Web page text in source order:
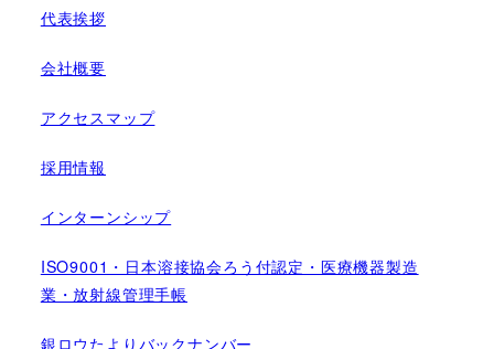
代表挨拶
会社概要
アクセスマップ
採用情報
インターンシップ
ISO9001・日本溶接協会ろう付認定・医療機器製造
業・放射線管理手帳
銀ロウたよりバックナンバー